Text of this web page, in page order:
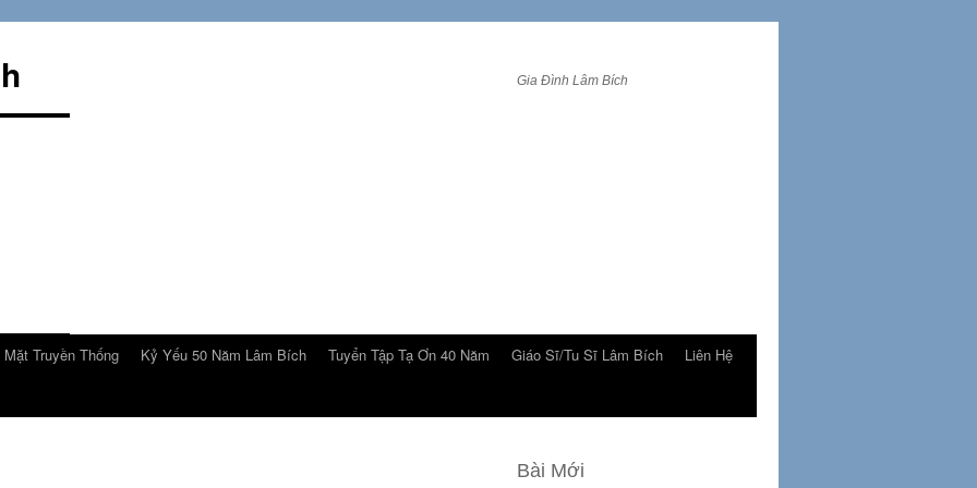
Gia Đình Lâm Bích
Mặt Truyền Thống Kỷ Yếu 50 Năm Lâm Bích Tuyển Tập Tạ Ơn 40 Năm Giáo Sĩ/Tu Sĩ Lâm Bích
Liên Hệ
Bài Mới